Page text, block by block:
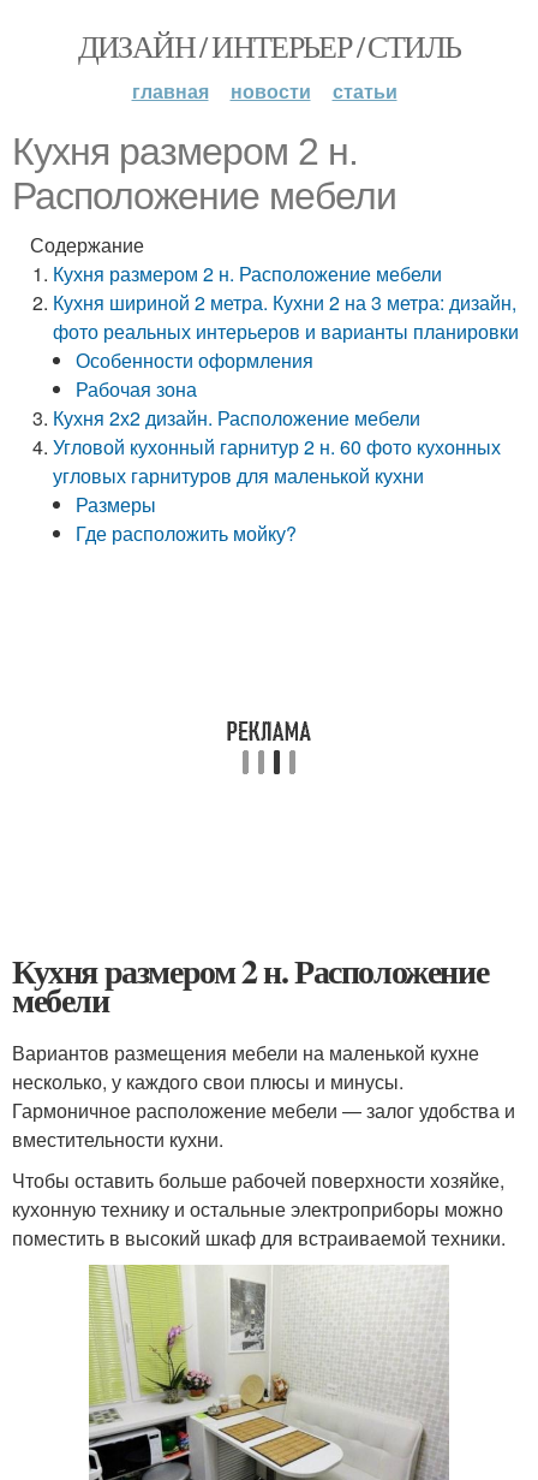
ДИЗАЙН / ИНТЕРЬЕР / СТИЛЬ
главная новости статьи
Кухня размером 2 н.
Расположение мебели
Содержание
Кухня размером 2 н. Расположение мебели
Кухня шириной 2 метра. Кухни 2 на 3 метра: дизайн,
фото реальных интерьеров и варианты планировки
Особенности оформления
Рабочая зона
Кухня 2х2 дизайн. Расположение мебели
Угловой кухонный гарнитур 2 н. 60 фото кухонных
угловых гарнитуров для маленькой кухни
Размеры
Где расположить мойку?
Кухня размером 2 н. Расположение
мебели
Вариантов размещения мебели на маленькой кухне
несколько, у каждого свои плюсы и минусы.
Гармоничное расположение мебели — залог удобства и
вместительности кухни.
Чтобы оставить больше рабочей поверхности хозяйке,
кухонную технику и остальные электроприборы можно
поместить в высокий шкаф для встраиваемой техники.